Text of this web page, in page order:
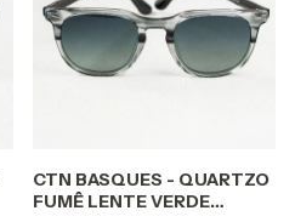
CTN BASQUES - QUARTZO
FUMÊ LENTE VERDE